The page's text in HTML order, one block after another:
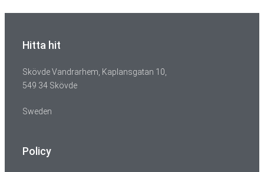
Hitta hit
Skövde Vandrarhem, Kaplansgatan 10,
549 34 Skövde
Sweden
Policy